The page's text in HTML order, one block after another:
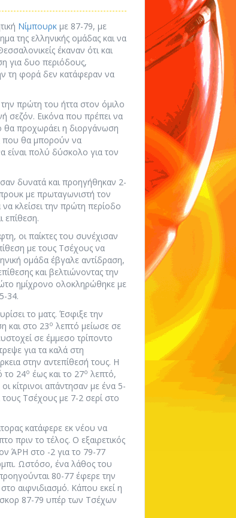
Νίμπουρκ με 87-79, με
της ελληνικής ομάδας και να
έκαναν ότι και
για δυο περιόδους,
τη φορά δεν κατάφεραν να
πρώτη του ήττα στον όμιλο
σεζόν. Εικόνα που πρέπει να
θα προχωράει η διοργάνωση
που θα μπορούν να
είναι πολύ δύσκολο για τον
δυνατά και προηγήθηκαν 2-
με πρωταγωνιστή τον
κλείσει την πρώτη περίοδο
επίθεση.
οι παίκτες του συνέχισαν
με τους Τσέχους να
ομάδα έβγαλε αντίδραση,
και βελτιώνοντας την
ημίχρονο ολοκληρώθηκε με
34.
το ματς. Έσφιξε την
και στο 23ο λεπτό μείωσε σε
σε έμμεσο τρίποντο
για τα καλά στη
στην αντεπίθεσή τους. Η
το 24ο έως και το 27ο λεπτό,
κίτρινοι απάντησαν με ένα 5-
τους Τσέχους με 7-2 σερί στο
κατάφερε εκ νέου να
πριν το τέλος. Ο εξαιρετικός
ΆΡΗ στο -2 για το 79-77
Ωστόσο, ένα λάθος του
80-77 έφερε την
αιφνιδιασμό. Κάπου εκεί η
87-79 υπέρ των Τσέχων